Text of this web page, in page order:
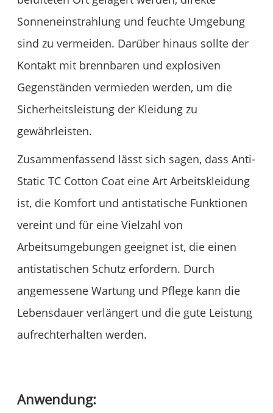
Sonneneinstrahlung und feuchte Umgebung
sind zu vermeiden. Darüber hinaus sollte der
Kontakt mit brennbaren und explosiven
Gegenständen vermieden werden, um die
Sicherheitsleistung der Kleidung zu
gewährleisten.
Zusammenfassend lässt sich sagen, dass Anti-
Static TC Cotton Coat eine Art Arbeitskleidung
ist, die Komfort und antistatische Funktionen
vereint und für eine Vielzahl von
Arbeitsumgebungen geeignet ist, die einen
antistatischen Schutz erfordern. Durch
angemessene Wartung und Pflege kann die
Lebensdauer verlängert und die gute Leistung
aufrechterhalten werden.
Anwendung: